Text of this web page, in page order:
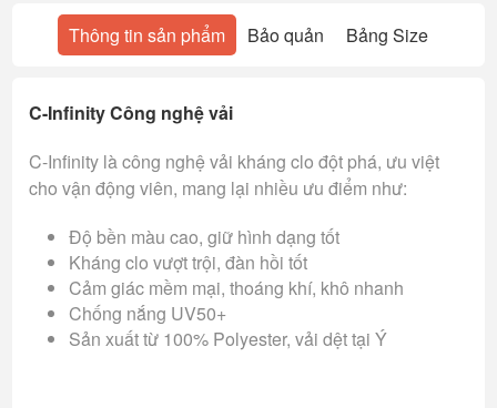
Thông tin sản phẩm Bảo quản Bảng Size
C-Infinity Công nghệ vải
C-Infinity là công nghệ vải kháng clo đột phá, ưu việt
cho vận động viên, mang lại nhiều ưu điểm như:
Độ bền màu cao, giữ hình dạng tốt
Kháng clo vượt trội, đàn hồi tốt
Cảm giác mềm mại, thoáng khí, khô nhanh
Chống nắng UV50+
Sản xuất từ 100% Polyester, vải dệt tại Ý